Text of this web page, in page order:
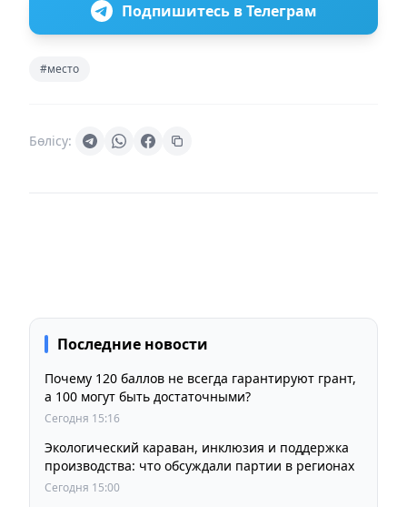
Подпишитесь в Телеграм
#место
Бөлісу:
Последние новости
Почему 120 баллов не всегда гарантируют грант,
а 100 могут быть достаточными?
Сегодня 15:16
Экологический караван, инклюзия и поддержка
производства: что обсуждали партии в регионах
Сегодня 15:00